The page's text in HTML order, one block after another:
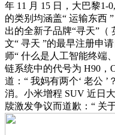
年 11 月 15 日，大巴黎1-
的类别均涵盖“ 运输东西
出的全新子品牌“寻天”（
文“ 寻天 ”的最早注册申
师“ 什么是人工智能终端
链系统中的代号为 H90，
道：“ 我妈有两个‘ 老公
消。小米增程 SUV 近日
牍激发争议而道歉：“ 关